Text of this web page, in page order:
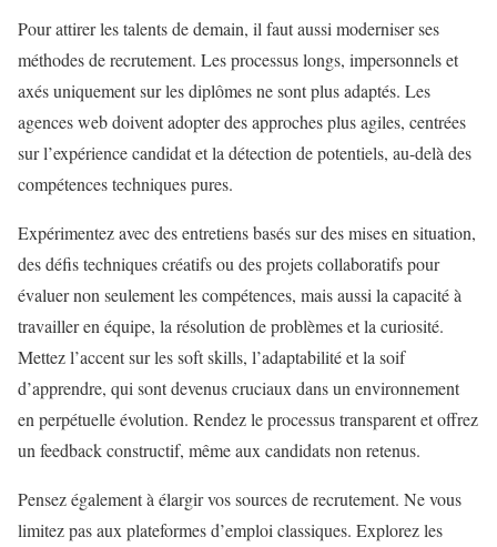
Pour attirer les talents de demain, il faut aussi moderniser ses
méthodes de recrutement. Les processus longs, impersonnels et
axés uniquement sur les diplômes ne sont plus adaptés. Les
agences web doivent adopter des approches plus agiles, centrées
sur l’expérience candidat et la détection de potentiels, au-delà des
compétences techniques pures.
Expérimentez avec des entretiens basés sur des mises en situation,
des défis techniques créatifs ou des projets collaboratifs pour
évaluer non seulement les compétences, mais aussi la capacité à
travailler en équipe, la résolution de problèmes et la curiosité.
Mettez l’accent sur les soft skills, l’adaptabilité et la soif
d’apprendre, qui sont devenus cruciaux dans un environnement
en perpétuelle évolution. Rendez le processus transparent et offrez
un feedback constructif, même aux candidats non retenus.
Pensez également à élargir vos sources de recrutement. Ne vous
limitez pas aux plateformes d’emploi classiques. Explorez les